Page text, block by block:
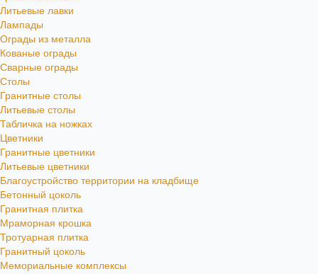
Литьевые лавки
Лампады
Ограды из металла
Кованые ограды
Сварные ограды
Столы
Гранитные столы
Литьевые столы
Табличка на ножках
Цветники
Гранитные цветники
Литьевые цветники
Благоустройство территории на кладбище
Бетонный цоколь
Гранитная плитка
Мраморная крошка
Тротуарная плитка
Гранитный цоколь
Мемориальные комплексы